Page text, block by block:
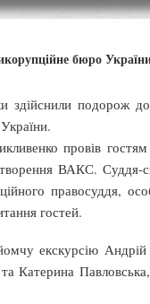
бюро
здійснили подорож
провів
ВАКС.
правосуддя,
гостей.
екскурсію Андрій
та Катерина